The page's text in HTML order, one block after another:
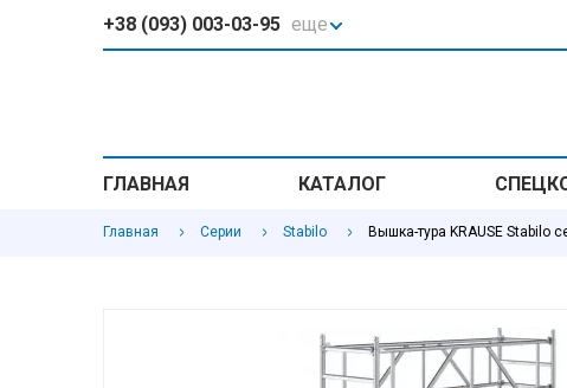
+38 (093) 003-03-95 еще
ГЛАВНАЯ КАТАЛОГ
Главная Серии Stabilo Вышка-тура KRAUSE Stabilo